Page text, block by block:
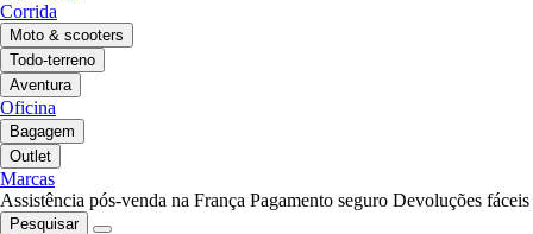
Corrida
Moto & scooters
Todo-terreno
Aventura
Oficina
Bagagem
Outlet
Marcas
Assistência pós-venda na França Pagamento seguro Devoluções fáceis
Pesquisar